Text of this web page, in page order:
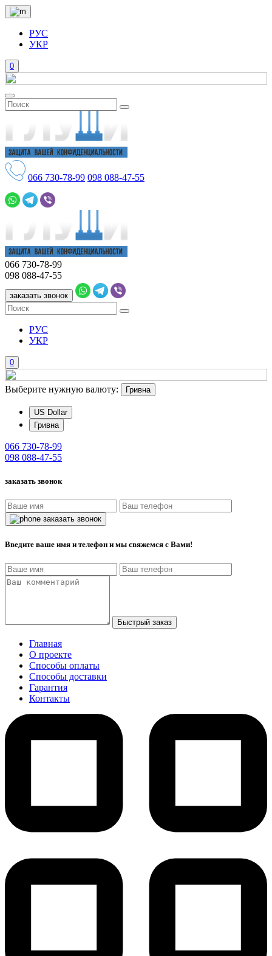
РУС
УКР
0
066 730-78-99 098 088-47-55
066 730-78-99
098 088-47-55
заказать звонок
РУС
УКР
0
Выберите нужную валюту: Гривна
US Dollar
Гривна
066 730-78-99
098 088-47-55
заказать звонок
заказать звонок
Введите ваше имя и телефон и мы свяжемся с Вами!
Быстрый заказ
Главная
О проекте
Способы оплаты
Способы доставки
Гарантия
Контакты